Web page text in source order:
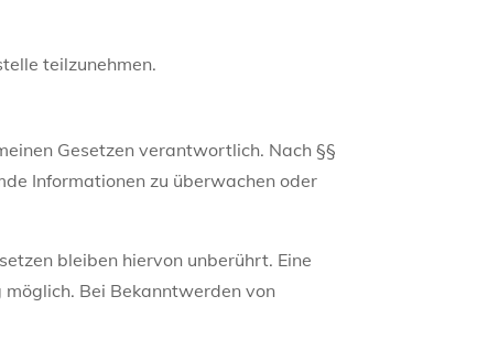
teilzunehmen.
Gesetzen verantwortlich. Nach §§
Informationen zu überwachen oder
bleiben hiervon unberührt. Eine
Bei Bekanntwerden von